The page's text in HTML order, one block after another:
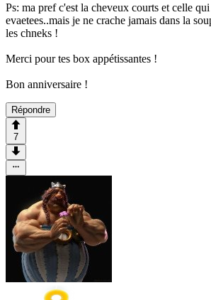
Ps: ma pref c'est la cheveux courts et celle
evaetees..mais je ne crache jamais dans la
les chneks !
Merci pour tes box appétissantes !
Bon anniversaire !
Répondre
7